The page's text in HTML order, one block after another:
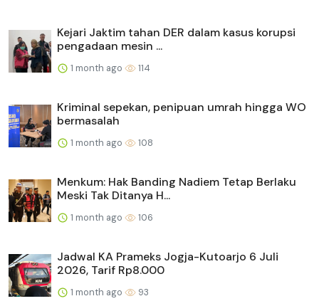
Kejari Jaktim tahan DER dalam kasus korupsi
pengadaan mesin ...
1 month ago 114
Kriminal sepekan, penipuan umrah hingga WO
bermasalah
1 month ago 108
Menkum: Hak Banding Nadiem Tetap Berlaku
Meski Tak Ditanya H...
1 month ago 106
Jadwal KA Prameks Jogja-Kutoarjo 6 Juli
2026, Tarif Rp8.000
1 month ago 93